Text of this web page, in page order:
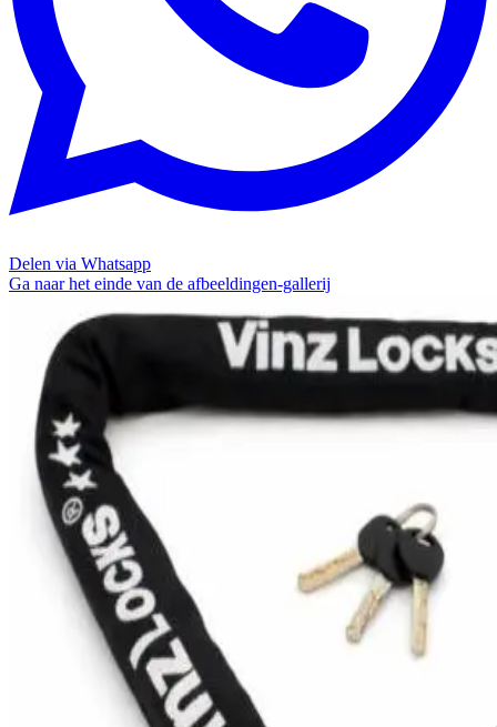
Delen via Whatsapp
Ga naar het einde van de afbeeldingen-gallerij